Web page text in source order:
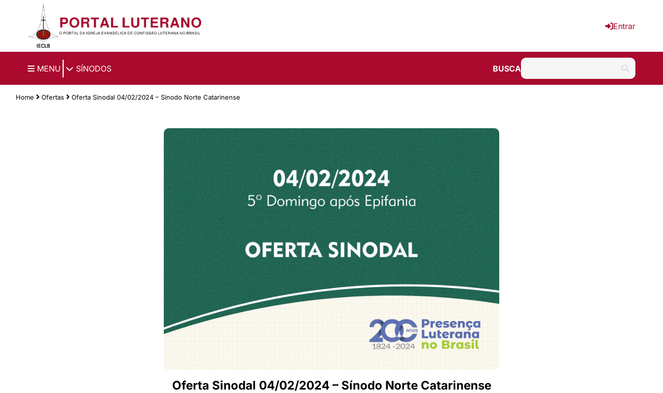
Ir para o conteúdo principal
Entrar
MENU SÍNODOS BUSCA
Home Ofertas Oferta Sinodal 04/02/2024 – Sínodo Norte Catarinense
Oferta Sinodal 04/02/2024 – Sínodo Norte Catarinense